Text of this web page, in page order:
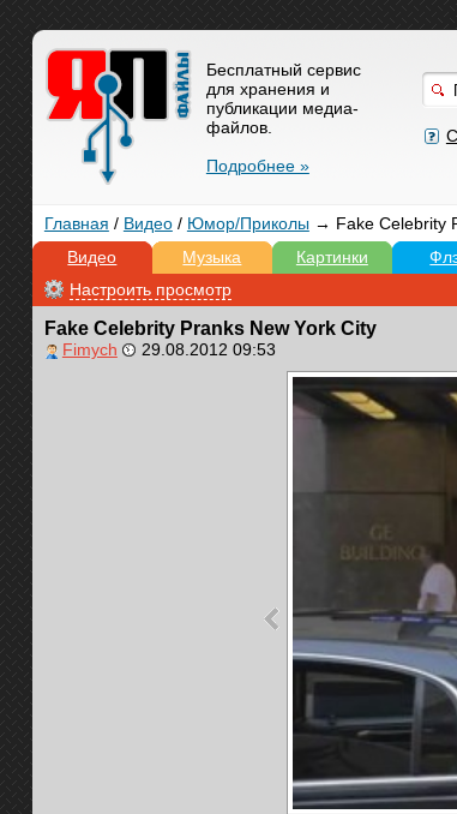
Бесплатный сервис
для хранения и
публикации медиа-
файлов.
Подробнее »
Главная / Видео/ Юмор/Приколы→ Fake Celebrity
Видео
Музыка Картинки
Настроить просмотр
Fake Celebrity Pranks New York City
Fimych 29.08.2012 09:53